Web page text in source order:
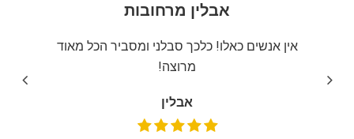
אבלין מרחובות
אין אנשים כאלו! כלכך סבלני ומסביר הכל מאוד
מרוצה!
אבלין